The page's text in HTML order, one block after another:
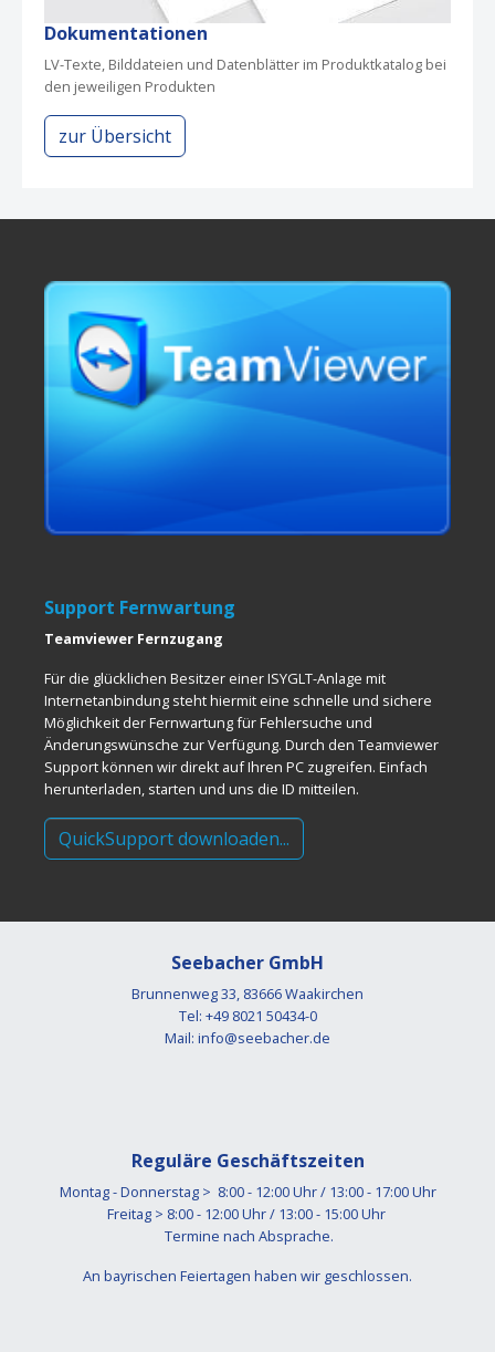
Dokumentationen
LV-Texte, Bilddateien und Datenblätter im Produktkatalog bei
den jeweiligen Produkten
zur Übersicht
Support Fernwartung
Teamviewer Fernzugang
Für die glücklichen Besitzer einer ISYGLT-Anlage mit
Internetanbindung steht hiermit eine schnelle und sichere
Möglichkeit der Fernwartung für Fehlersuche und
Änderungswünsche zur Verfügung. Durch den Teamviewer
Support können wir direkt auf Ihren PC zugreifen. Einfach
herunterladen, starten und uns die ID mitteilen.
QuickSupport downloaden...
Seebacher GmbH
Brunnenweg 33, 83666 Waakirchen
Tel: +49 8021 50434-0
Mail: info@seebacher.de
Reguläre Geschäftszeiten
Montag - Donnerstag > 8:00 - 12:00 Uhr / 13:00 - 17:00 Uhr
Freitag > 8:00 - 12:00 Uhr / 13:00 - 15:00 Uhr
Termine nach Absprache.
An bayrischen Feiertagen haben wir geschlossen.